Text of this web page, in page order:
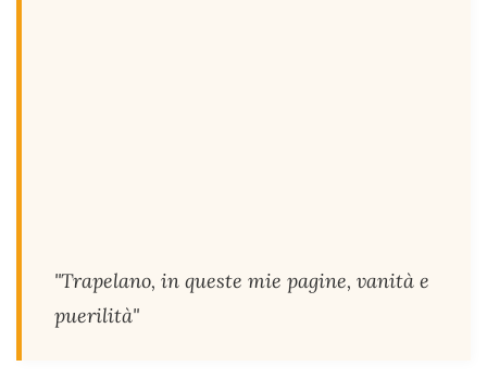
"Trapelano, in queste mie pagine, vanità e
puerilità"